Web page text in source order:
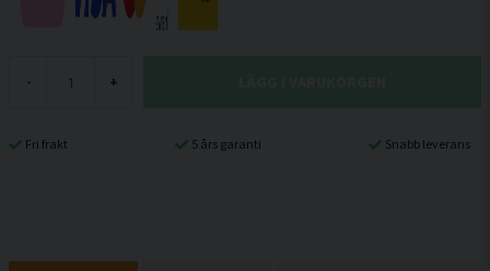
- +
Fri frakt 5 års garanti Snabb leverans